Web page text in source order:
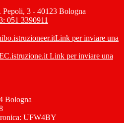
Pepoli, 3 - 40123 Bologna
051 3390911
Link per inviare una
Link per inviare una
Bologna
UFW4BY